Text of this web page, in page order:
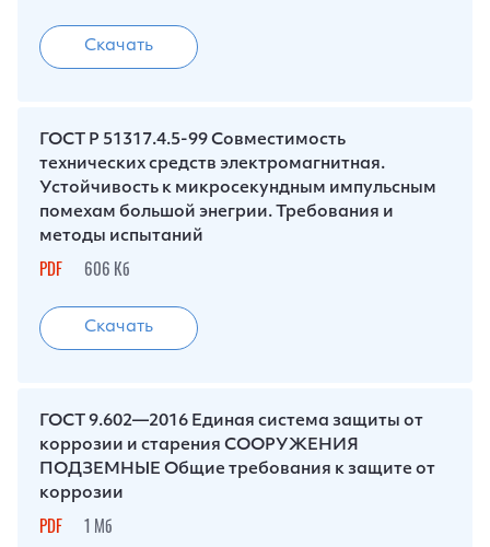
Скачать
ГОСТ Р 51317.4.5-99 Совместимость
технических средств электромагнитная.
Устойчивость к микросекундным импульсным
помехам большой энегрии. Требования и
методы испытаний
PDF 606 Кб
Скачать
ГОСТ 9.602—2016 Единая система защиты от
коррозии и старения СООРУЖЕНИЯ
ПОДЗЕМНЫЕ Общие требования к защите от
коррозии
PDF 1 Мб